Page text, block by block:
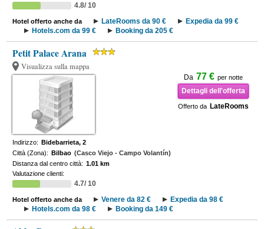
4.8/ 10
Hotel offerto anche da LateRooms da 90 €
Expedia da 99 €
Hotels.com da 99 €
Booking da 205 €
Petit Palace Arana
Visualizza sulla mappa
Da 77 € per notte
Dettagli dell'offerta
Offerto da LateRooms
Indirizzo: Bidebarrieta, 2
Città (Zona): Bilbao (Casco Viejo - Campo Volantín)
Distanza dal centro città: 1.01 km
Valutazione clienti:
4.7/ 10
Hotel offerto anche da Venere da 82 €
Expedia da 98 €
Hotels.com da 98 €
Booking da 149 €